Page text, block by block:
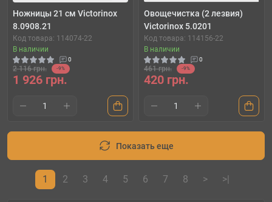
Ножницы 21 см Victorinox
8.0908.21
Код товара: 114074-22
В наличии
0
2 116 грн. -9%
1 926 грн.
Овощечистка (2 лезвия)
Victorinox 5.0201
Код товара: 114156-22
В наличии
0
461 грн. -9%
420 грн.
Показать еще
1 2 3 4 5 6 7 8 > >|